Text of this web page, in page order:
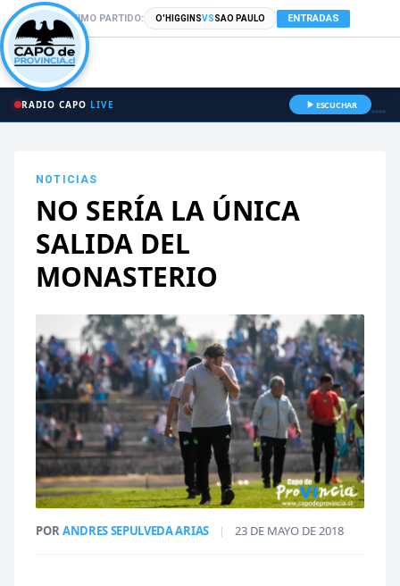
PRÓXIMO PARTIDO: O'HIGGINSVSSAO PAULO ENTRADAS
RADIO CAPO LIVE ESCUCHAR
NOTICIAS
NO SERÍA LA ÚNICA
SALIDA DEL
MONASTERIO
PORANDRES SEPULVEDA ARIAS | 23 DE MAYO DE 2018